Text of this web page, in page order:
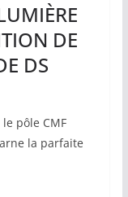
DE
DS
le pôle CMF
la parfaite